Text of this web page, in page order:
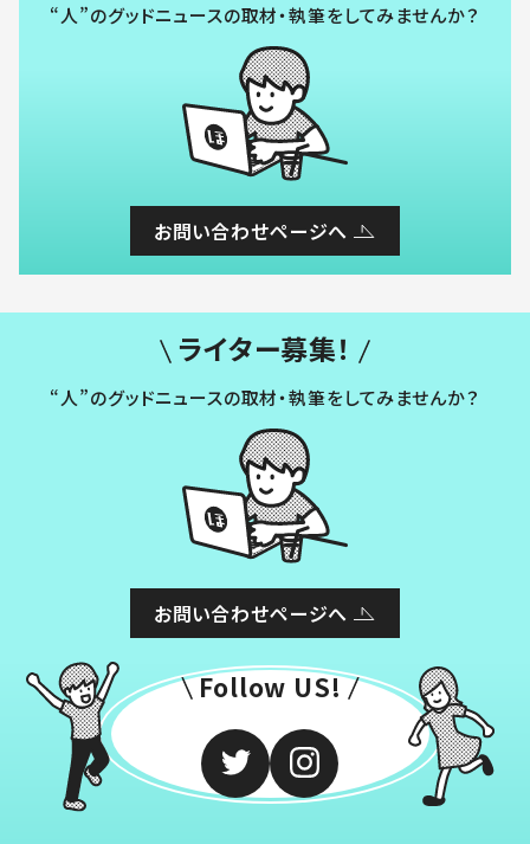
“人”のグッドニュースの取材・執筆をしてみませんか？
お問い合わせページへ
ライター募集！
“人”のグッドニュースの取材・執筆をしてみませんか？
お問い合わせページへ
Follow US!